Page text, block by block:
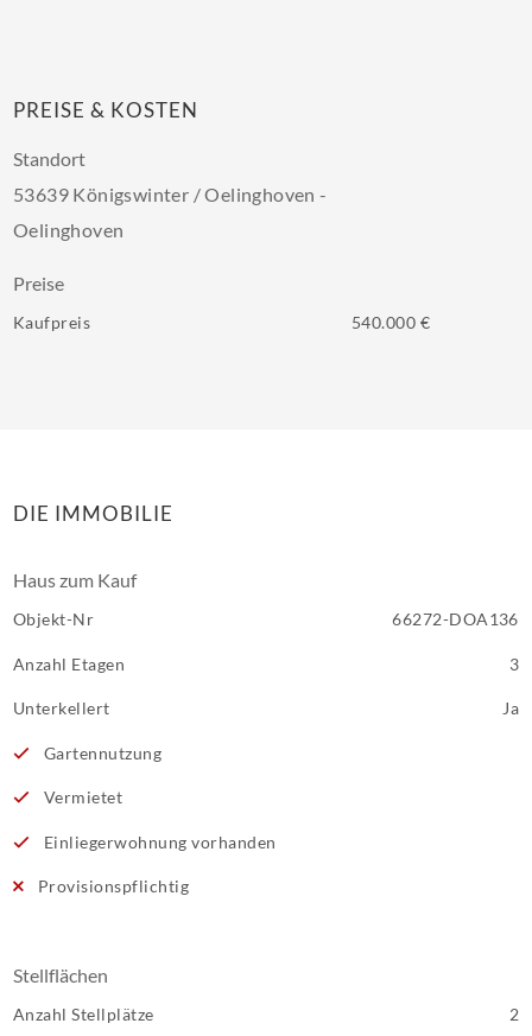
PREISE & KOSTEN
Standort
53639 Königswinter / Oelinghoven -
Oelinghoven
Preise
Kaufpreis 540.000 €
DIE IMMOBILIE
Haus zum Kauf
Objekt-Nr 66272-DOA136
Anzahl Etagen 3
Unterkellert Ja
Gartennutzung
Vermietet
Einliegerwohnung vorhanden
Provisionspflichtig
Stellflächen
Anzahl Stellplätze 2